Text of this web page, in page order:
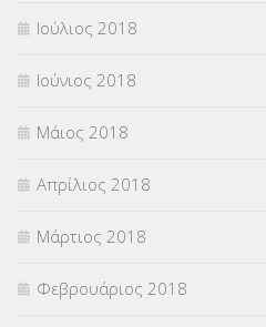
Ιούλιος 2018
Ιούνιος 2018
Μάιος 2018
Απρίλιος 2018
Μάρτιος 2018
Φεβρουάριος 2018